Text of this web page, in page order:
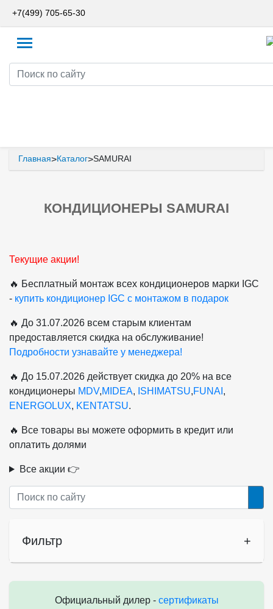
+7(499) 705-65-30
Главная>Каталог>SAMURAI
КОНДИЦИОНЕРЫ SAMURAI
Текущие акции!
🔥 Бесплатный монтаж всех кондиционеров марки IGC
- купить кондиционер IGC с монтажом в подарок
🔥 До 31.07.2026 всем старым клиентам
предоставляется скидка на обслуживание!
Подробности узнавайте у менеджера!
🔥 До 15.07.2026 действует скидка до 20% на все
кондиционеры MDV,MIDEA, ISHIMATSU,FUNAI ,
ENERGOLUX, KENTATSU.
🔥 Все товары вы можете оформить в кредит или
оплатить долями
Все акции 👉
Фильтр +
Официальный дилер - сертификаты